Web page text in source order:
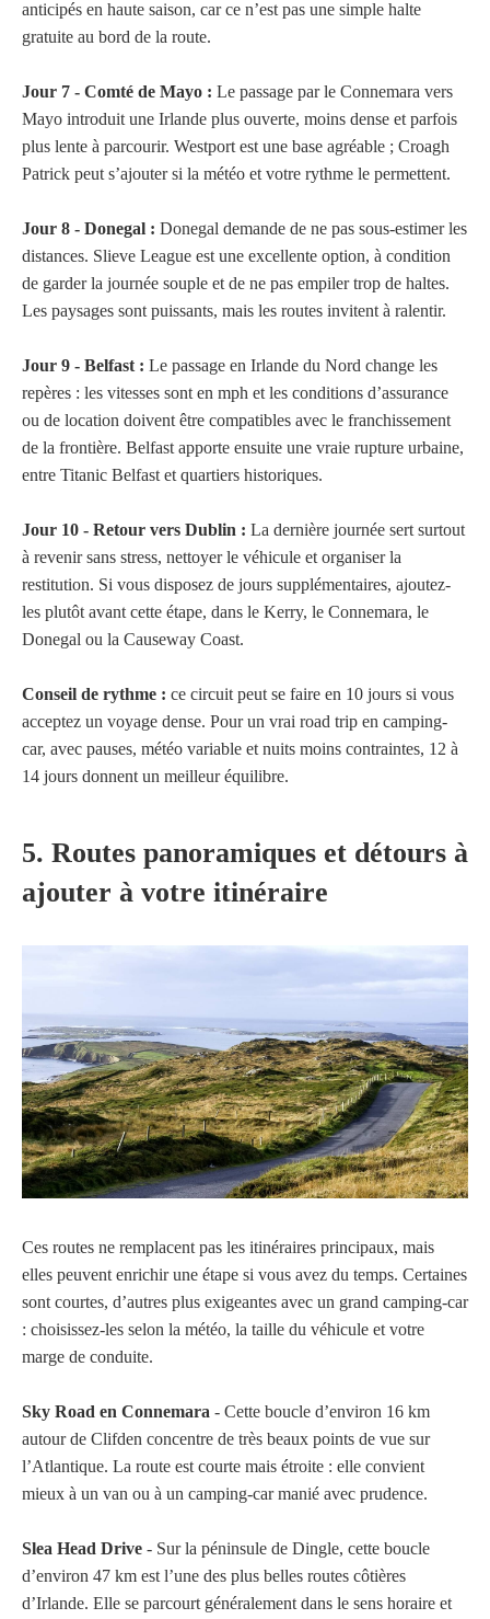
anticipés en haute saison, car ce n’est pas une simple halte
gratuite au bord de la route.
Jour 7 - Comté de Mayo : Le passage par le Connemara vers
Mayo introduit une Irlande plus ouverte, moins dense et parfois
plus lente à parcourir. Westport est une base agréable ; Croagh
Patrick peut s’ajouter si la météo et votre rythme le permettent.
Jour 8 - Donegal : Donegal demande de ne pas sous-estimer les
distances. Slieve League est une excellente option, à condition
de garder la journée souple et de ne pas empiler trop de haltes.
Les paysages sont puissants, mais les routes invitent à ralentir.
Jour 9 - Belfast : Le passage en Irlande du Nord change les
repères : les vitesses sont en mph et les conditions d’assurance
ou de location doivent être compatibles avec le franchissement
de la frontière. Belfast apporte ensuite une vraie rupture urbaine,
entre Titanic Belfast et quartiers historiques.
Jour 10 - Retour vers Dublin : La dernière journée sert surtout
à revenir sans stress, nettoyer le véhicule et organiser la
restitution. Si vous disposez de jours supplémentaires, ajoutez-
les plutôt avant cette étape, dans le Kerry, le Connemara, le
Donegal ou la Causeway Coast.
Conseil de rythme : ce circuit peut se faire en 10 jours si vous
acceptez un voyage dense. Pour un vrai road trip en camping-
car, avec pauses, météo variable et nuits moins contraintes, 12 à
14 jours donnent un meilleur équilibre.
5. Routes panoramiques et détours à
ajouter à votre itinéraire
Ces routes ne remplacent pas les itinéraires principaux, mais
elles peuvent enrichir une étape si vous avez du temps. Certaines
sont courtes, d’autres plus exigeantes avec un grand camping-car
: choisissez-les selon la météo, la taille du véhicule et votre
marge de conduite.
Sky Road en Connemara - Cette boucle d’environ 16 km
autour de Clifden concentre de très beaux points de vue sur
l’Atlantique. La route est courte mais étroite : elle convient
mieux à un van ou à un camping-car manié avec prudence.
Slea Head Drive - Sur la péninsule de Dingle, cette boucle
d’environ 47 km est l’une des plus belles routes côtières
d’Irlande. Elle se parcourt généralement dans le sens horaire et